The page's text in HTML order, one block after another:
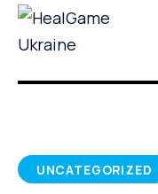
UNCATEGORIZED